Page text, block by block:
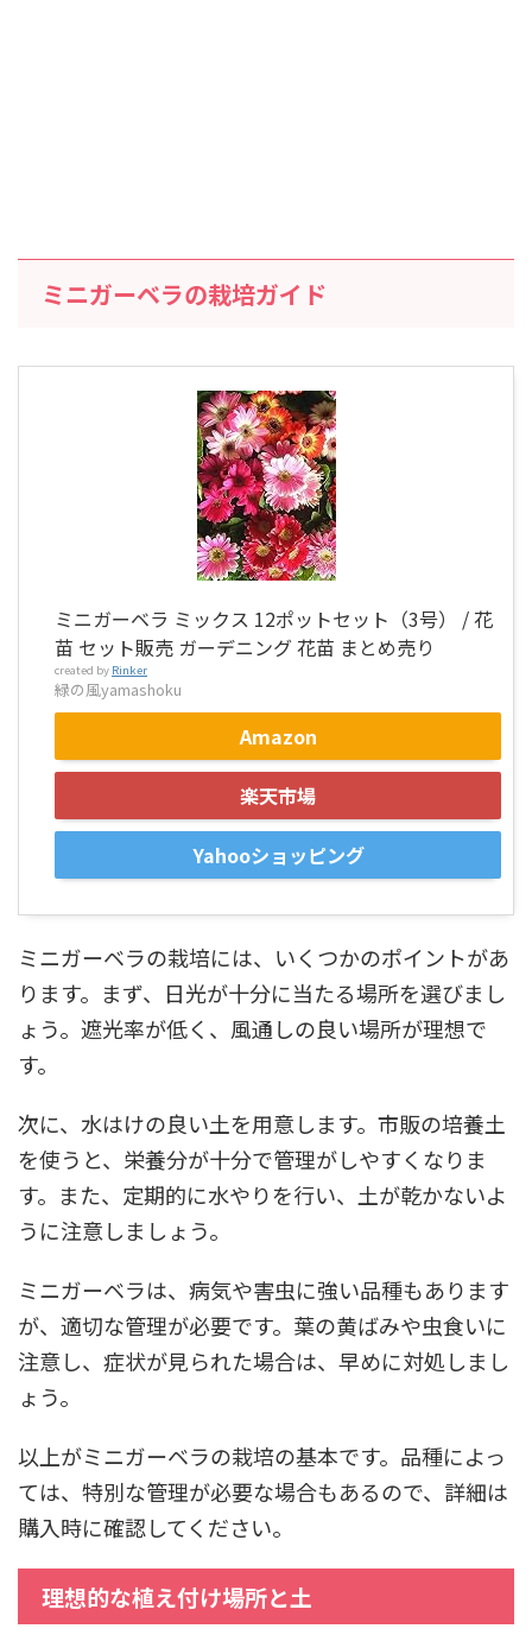
ミニガーベラの栽培ガイド
ミニガーベラ ミックス 12ポットセット（3号） / 花
苗 セット販売 ガーデニング 花苗 まとめ売り
created by Rinker
緑の風yamashoku
Amazon
楽天市場
Yahooショッピング
ミニガーベラの栽培には、いくつかのポイントがあ
ります。まず、日光が十分に当たる場所を選びまし
ょう。遮光率が低く、風通しの良い場所が理想で
す。
次に、水はけの良い土を用意します。市販の培養土
を使うと、栄養分が十分で管理がしやすくなりま
す。また、定期的に水やりを行い、土が乾かないよ
うに注意しましょう。
ミニガーベラは、病気や害虫に強い品種もあります
が、適切な管理が必要です。葉の黄ばみや虫食いに
注意し、症状が見られた場合は、早めに対処しまし
ょう。
以上がミニガーベラの栽培の基本です。品種によっ
ては、特別な管理が必要な場合もあるので、詳細は
購入時に確認してください。
理想的な植え付け場所と土